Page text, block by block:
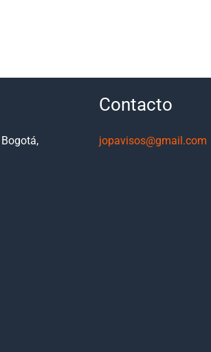
Contacto
jopavisos@gmail.com